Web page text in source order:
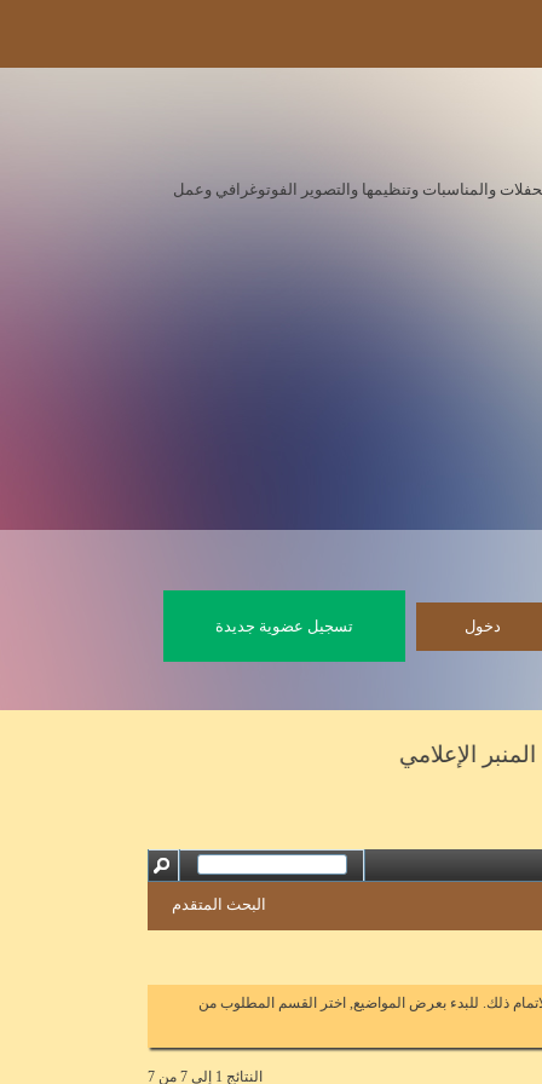
والمناسبات وتنظيمها والتصوير الفوتوغرافي وعمل
تسجيل عضوية جديدة
البحث المتقدم
ذلك. للبدء بعرض المواضيع, اختر القسم المطلوب من
النتائج 1 إلى 7 من 7